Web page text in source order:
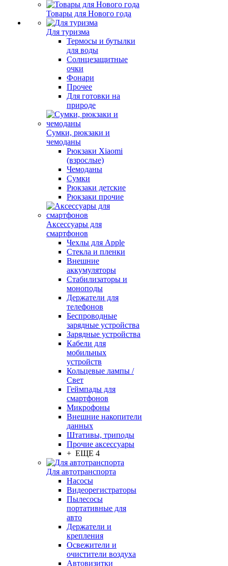
Товары для Нового года
Для туризма
Термосы и бутылки
для воды
Солнцезащитные
очки
Фонари
Прочее
Для готовки на
природе
Сумки, рюкзаки и
чемоданы
Рюкзаки Xiaomi
(взрослые)
Чемоданы
Сумки
Рюкзаки детские
Рюкзаки прочие
Аксессуары для
смартфонов
Чехлы для Apple
Стекла и пленки
Внешние
аккумуляторы
Стабилизаторы и
моноподы
Держатели для
телефонов
Беспроводные
зарядные устройства
Зарядные устройства
Кабели для
мобильных
устройств
Кольцевые лампы /
Свет
Геймпады для
смартфонов
Микрофоны
Внешние накопители
данных
Штативы, триподы
Прочие аксессуары
+ ЕЩЕ 4
Для автотранспорта
Насосы
Видеорегистраторы
Пылесосы
портативные для
авто
Держатели и
крепления
Освежители и
очистители воздуха
Автовизитки